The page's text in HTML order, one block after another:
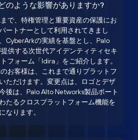
のような影響がありますか?
で、特権管理と重要資産の保護にお
ートナーとして利用されてきまし
CyberArkの実績を基盤とし、Palo
供する次世代アイデンティティセキ
フォーム「Idira」をご紹介します。
お客様は、これまで通りプラットフ
ただけます。変更点は、ロゴとデザ
後は、Palo Alto Networks製品ポート
たるクロスプラットフォーム機能を
なります。